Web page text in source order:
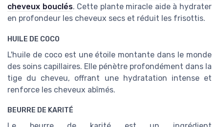
cheveux bouclés. Cette plante miracle aide à hydrater
en profondeur les cheveux secs et réduit les frisottis.
HUILE DE COCO
L'huile de coco est une étoile montante dans le monde
des soins capillaires. Elle pénètre profondément dans la
tige du cheveu, offrant une hydratation intense et
renforce les cheveux abîmés.
BEURRE DE KARITÉ